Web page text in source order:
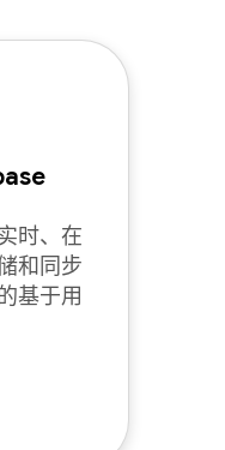
时、在
和同步
基于用